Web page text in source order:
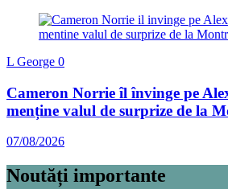
L George 0
Cameron Norrie îl învinge pe
menține valul de surprize de la
07/08/2026
Noutăți importante